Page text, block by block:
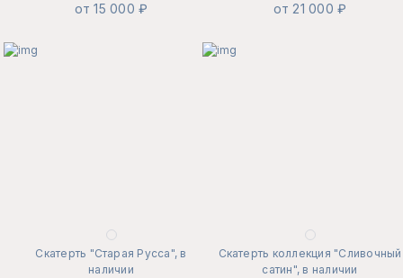
от 15 000 ₽ от 21 000 ₽
Скатерть "Старая Русса", в
наличии
Скатерть коллекция "Сливочный
сатин", в наличии